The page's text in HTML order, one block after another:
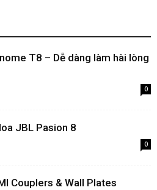
T8 – Dễ dàng làm hài lòng
0
JBL Pasion 8
0
Couplers & Wall Plates